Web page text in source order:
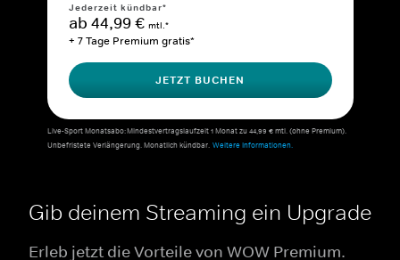
Jederzeit kündbar*
ab 44,99 € mtl.*
+ 7 Tage Premium gratis*
JETZT BUCHEN
Live-Sport Monatsabo: Mindestvertragslaufzeit 1 Monat zu 44,99 € mtl. (ohne Premium).
Unbefristete Verlängerung. Monatlich kündbar. Weitere Informationen.
Gib deinem Streaming ein Upgrade
Erleb jetzt die Vorteile von WOW Premium.